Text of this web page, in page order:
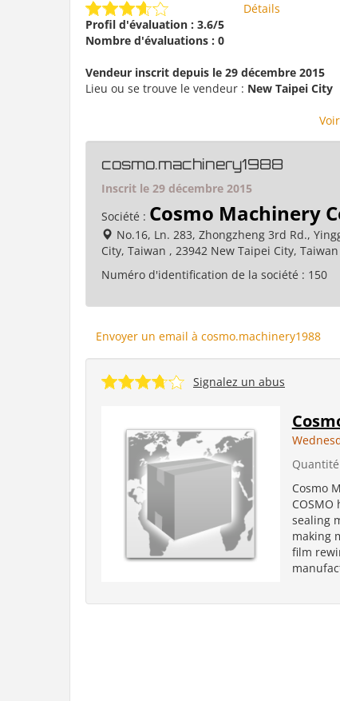
Détails
Profil d'évaluation : 3.6/5
Nombre d'évaluations : 0
Vendeur inscrit depuis le 29 décembre 2015
Lieu ou se trouve le vendeur : New Taipei City
cosmo.machinery1988
Inscrit le 29 décembre 2015
Société : Cosmo Machinery
No.16, Ln. 283, Zhongzheng 3rd Rd.,
City, Taiwan , 23942 New Taipei City, Taiwan
Numéro d'identification de la société : 150
Envoyer un email à cosmo.machinery1988
Signalez un abus
Cosmo
sealing
making
film